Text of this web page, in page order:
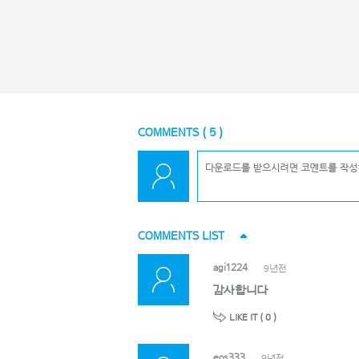
COMMENTS ( 5)
COMMENTS LIST
agi1224 9년전
감사합니다
LIKE IT ( 0 )
eos333